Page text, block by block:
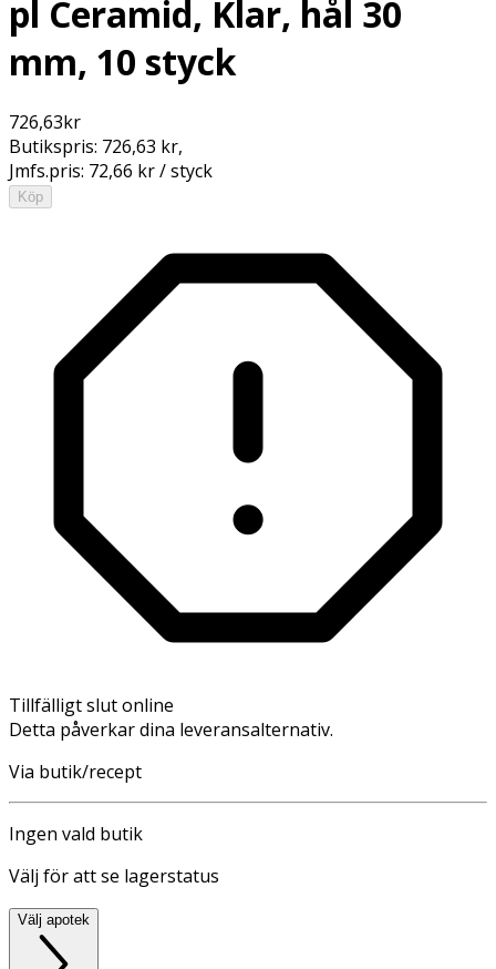
pl Ceramid, Klar, hål 30
mm, 10 styck
726,63kr
Butikspris: 726,63 kr,
Jmfs.pris: 72,66 kr / styck
Köp
Tillfälligt slut online
Detta påverkar dina leveransalternativ.
Via butik/recept
Ingen vald butik
Välj för att se lagerstatus
Välj apotek